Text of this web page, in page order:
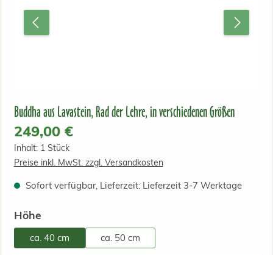
Buddha aus Lavastein, Rad der Lehre, in verschiedenen Größen
Regulärer Preis:
249,00 €
Inhalt: 1 Stück
Preise inkl. MwSt. zzgl. Versandkosten
Sofort verfügbar, Lieferzeit: Lieferzeit 3-7 Werktage
Höheauswählen
ca. 40 cm ca. 50 cm